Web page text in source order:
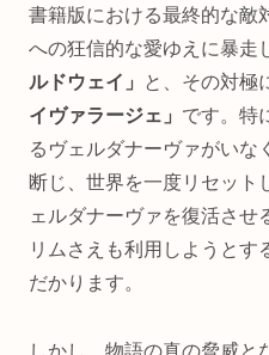
書籍版における最終的な敵
への狂信的な愛ゆえに暴走
ルドウェイ」
と、その対極
イヴァラージェ」 です。特
るヴェルダナーヴァがいな
断じ、世界を一度リセット
ェルダナーヴァを復活させ
リムさえも利用しようとす
だかります。
しかし、物語の真の脅威と